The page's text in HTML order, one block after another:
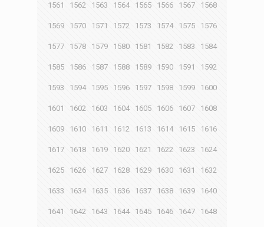
1561 1562 1563 1564 1565 1566 1567 1568
1569 1570 1571 1572 1573 1574 1575 1576
1577 1578 1579 1580 1581 1582 1583 1584
1585 1586 1587 1588 1589 1590 1591 1592
1593 1594 1595 1596 1597 1598 1599 1600
1601 1602 1603 1604 1605 1606 1607 1608
1609 1610 1611 1612 1613 1614 1615 1616
1617 1618 1619 1620 1621 1622 1623 1624
1625 1626 1627 1628 1629 1630 1631 1632
1633 1634 1635 1636 1637 1638 1639 1640
1641 1642 1643 1644 1645 1646 1647 1648